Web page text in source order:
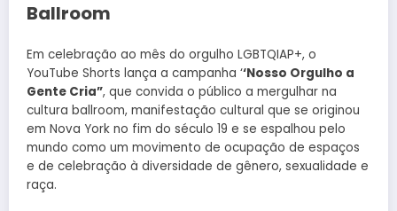
Ballroom
Em celebração ao mês do orgulho LGBTQIAP+, o
YouTube Shorts lança a campanha ‘‘Nosso Orgulho a
Gente Cria”, que convida o público a mergulhar na
cultura ballroom, manifestação cultural que se originou
em Nova York no fim do século 19 e se espalhou pelo
mundo como um movimento de ocupação de espaços
e de celebração à diversidade de gênero, sexualidade e
raça.